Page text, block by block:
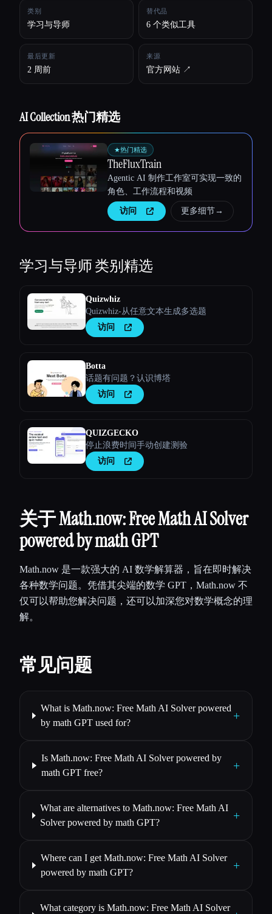
类别
学习与导师
替代品
6 个类似工具
最后更新
2 周前
来源
官方网站 ↗︎
AI Collection 热门精选
★热门精选
TheFluxTrain
Agentic AI 制作工作室可实现一致的
角色、工作流程和视频
访问 更多细节→
学习与导师类别精选
Quizwhiz
Quizwhiz-从任意文本生成多选题
访问
Botta
话题有问题？认识博塔
访问
QUIZGECKO
停止浪费时间手动创建测验
访问
关于 Math.now: Free Math AI Solver
powered by math GPT
Math.now 是一款强大的 AI 数学解算器，旨在即时解决
各种数学问题。凭借其尖端的数学 GPT，Math.now 不
仅可以帮助您解决问题，还可以加深您对数学概念的理
解。
常见问题
What is Math.now: Free Math AI Solver powered
by math GPT used for?
+
Is Math.now: Free Math AI Solver powered by
math GPT free?
+
What are alternatives to Math.now: Free Math AI
Solver powered by math GPT?
+
Where can I get Math.now: Free Math AI Solver
powered by math GPT?
+
What category is Math.now: Free Math AI Solver